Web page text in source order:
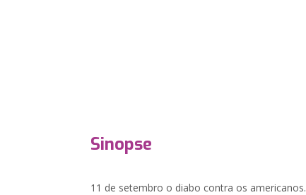
Sinopse
11 de setembro o diabo contra os americanos.